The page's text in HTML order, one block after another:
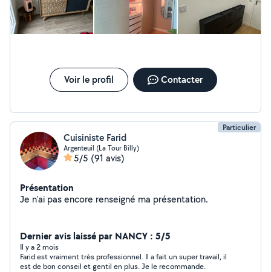
Voir le profil Contacter
Particulier
Cuisiniste Farid
Argenteuil (La Tour Billy)
5/5 (91 avis)
Présentation
Je n'ai pas encore renseigné ma présentation.
Dernier avis laissé par NANCY : 5/5
Il y a 2 mois
Farid est vraiment très professionnel. Il a fait un super travail, il
est de bon conseil et gentil en plus. Je le recommande.